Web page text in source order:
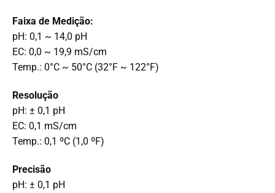
Faixa de Medição:
pH: 0,1 ~ 14,0 pH
EC: 0,0 ~ 19,9 mS/cm
Temp.: 0°C ~ 50°C (32°F ~ 122°F)
Resolução
pH: ± 0,1 pH
EC: 0,1 mS/cm
Temp.: 0,1 ºC (1,0 ºF)
Precisão
pH: ± 0,1 pH